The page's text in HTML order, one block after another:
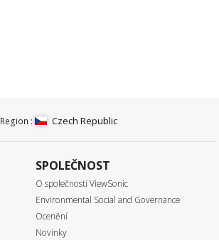
Region : Czech Republic
SPOLEČNOST
O společnosti ViewSonic
Environmental Social and Governance
Ocenění
Novinky